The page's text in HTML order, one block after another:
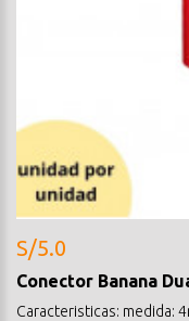
S/5.0
Conector Banana
Caracteristicas: medida: